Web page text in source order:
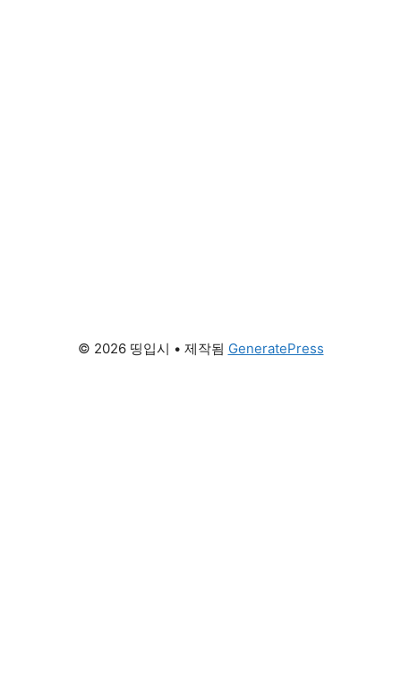
© 2026 띵입시 • 제작됨 GeneratePress